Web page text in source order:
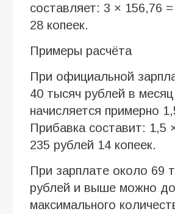
составляет: 3 × 156,76
28 копеек.
Примеры расчёта
При официальной
40 тысяч рублей в месяц
начисляется примерно
Прибавка составит: 1,5
235 рублей 14 копеек.
При зарплате около 69
рублей и выше можно
максимального